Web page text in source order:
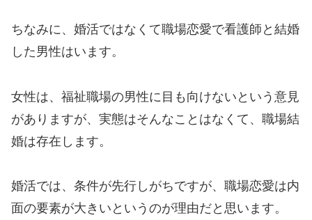
ちなみに、婚活ではなくて職場恋愛で看護師と結婚
した男性はいます。
女性は、福祉職場の男性に目も向けないという意見
がありますが、実態はそんなことはなくて、職場結
婚は存在します。
婚活では、条件が先行しがちですが、職場恋愛は内
面の要素が大きいというのが理由だと思います。